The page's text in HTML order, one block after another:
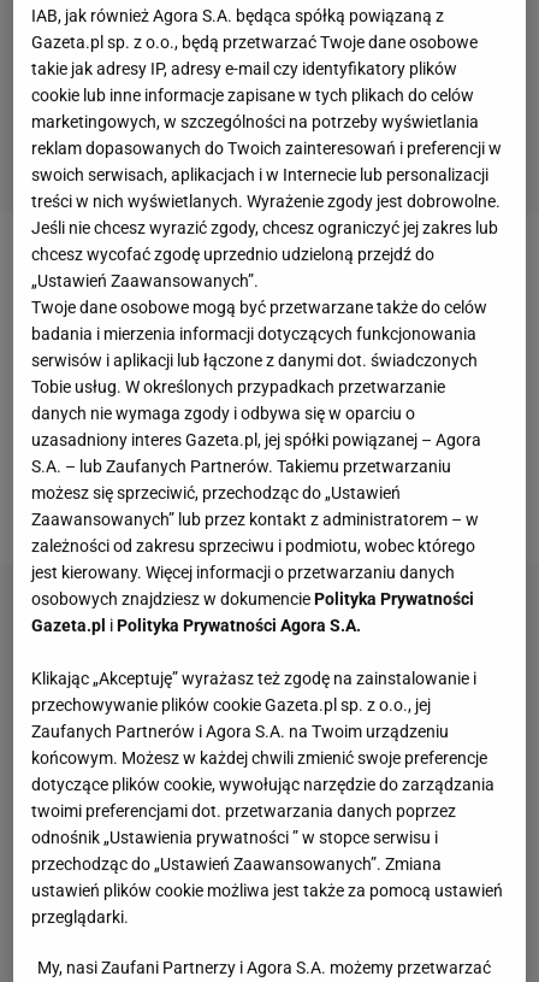
W sobotę na skoczni w Bischofshofen punkty w
klasyfikacji generalnejPucharu Światazdobyło tylko
dwóch biało-czerwonych. Siódme miejsce zająłPiotr
Żyłapo skokach na odległość 137 metrów i 132,5
metra, natomiastDawid Kubackibył 27. (124 metry,
129,5 metra). Do 30. nie zakwalifikowali sięAndrzej
Stękałai Jakub Wolny, a Paweł Wąsek został
zdyskwalifikowany.
IAB, jak również Agora S.A. będąca spółką powiązaną z
Gazeta.pl sp. z o.o., będą przetwarzać Twoje dane osobowe
takie jak adresy IP, adresy e-mail czy identyfikatory plików
cookie lub inne informacje zapisane w tych plikach do celów
marketingowych, w szczególności na potrzeby wyświetlania
reklam dopasowanych do Twoich zainteresowań i preferencji w
swoich serwisach, aplikacjach i w Internecie lub personalizacji
treści w nich wyświetlanych. Wyrażenie zgody jest dobrowolne.
Jeśli nie chcesz wyrazić zgody, chcesz ograniczyć jej zakres lub
chcesz wycofać zgodę uprzednio udzieloną przejdź do
„Ustawień Zaawansowanych”.
Twoje dane osobowe mogą być przetwarzane także do celów
badania i mierzenia informacji dotyczących funkcjonowania
serwisów i aplikacji lub łączone z danymi dot. świadczonych
Tobie usług. W określonych przypadkach przetwarzanie
danych nie wymaga zgody i odbywa się w oparciu o
uzasadniony interes Gazeta.pl, jej spółki powiązanej – Agora
S.A. – lub Zaufanych Partnerów. Takiemu przetwarzaniu
możesz się sprzeciwić, przechodząc do „Ustawień
Zaawansowanych” lub przez kontakt z administratorem – w
zależności od zakresu sprzeciwu i podmiotu, wobec którego
jest kierowany. Więcej informacji o przetwarzaniu danych
osobowych znajdziesz w dokumenciePolityka Prywatności
Gazeta.pl iPolityka Prywatności Agora S.A.
Klikając „Akceptuję” wyrażasz też zgodę na zainstalowanie i
przechowywanie plików cookie Gazeta.pl sp. z o.o., jej
Zaufanych Partnerów i Agora S.A. na Twoim urządzeniu
końcowym. Możesz w każdej chwili zmienić swoje preferencje
dotyczące plików cookie, wywołując narzędzie do zarządzania
twoimi preferencjami dot. przetwarzania danych poprzez
odnośnik „Ustawienia prywatności ” w stopce serwisu i
przechodząc do „Ustawień Zaawansowanych”. Zmiana
ustawień plików cookie możliwa jest także za pomocą ustawień
przeglądarki.
My, nasi Zaufani Partnerzy i Agora S.A. możemy przetwarzać